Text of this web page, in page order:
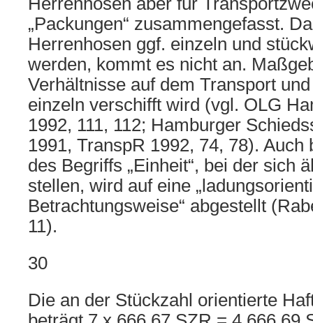
„Packungen“ zusammengefasst.
Herrenhosen ggf. einzeln und
werden, kommt es nicht an.
Verhältnisse auf dem Transport
einzeln verschifft wird (vgl. OLG
1992, 111, 112; Hamburger
1991, TranspR 1992, 74, 78). Auch
des Begriffs „Einheit“, bei der sich
stellen, wird auf eine
Betrachtungsweise“ abgestellt
11).
30
Die an der Stückzahl orientierte